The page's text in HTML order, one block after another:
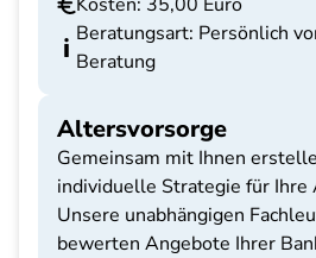
Beratungsart: Persönlich
Beratung
Altersvorsorge
Gemeinsam mit Ihnen
individuelle Strategie für Ihre
Unsere unabhängigen
bewerten Angebote Ihrer